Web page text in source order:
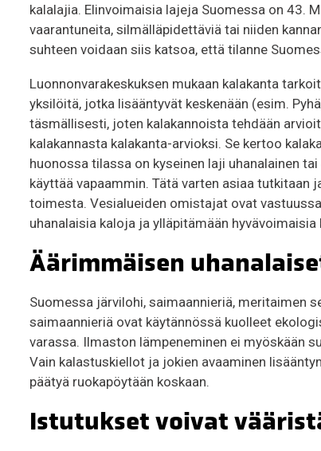
kalalajia. Elinvoimaisia lajeja Suomessa on 43.
vaarantuneita, silmälläpidettäviä tai niiden
suhteen voidaan siis katsoa, että tilanne
Luonnonvarakeskuksen mukaan kalakanta
yksilöitä, jotka lisääntyvät keskenään (esim.
täsmällisesti, joten kalakannoista tehdään
kalakannasta kalakanta-arvioksi. Se kertoo
huonossa tilassa on kyseinen laji uhanalainen
käyttää vapaammin. Tätä varten asiaa tutkitaan
toimesta. Vesialueiden omistajat ovat
uhanalaisia kaloja ja ylläpitämään
Äärimmäisen
Suomessa järvilohi, saimaannieriä, meritaimen
saimaannieriä ovat käytännössä kuolleet
varassa. Ilmaston lämpeneminen ei myöskään
Vain kalastuskiellot ja jokien avaaminen
päätyä ruokapöytään koskaan.
Istutukset voivat